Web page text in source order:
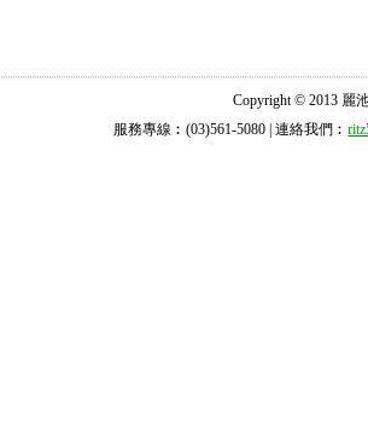
Copyright © 2013 麗
服務專線︰(03)561-5080 | 連絡我們︰